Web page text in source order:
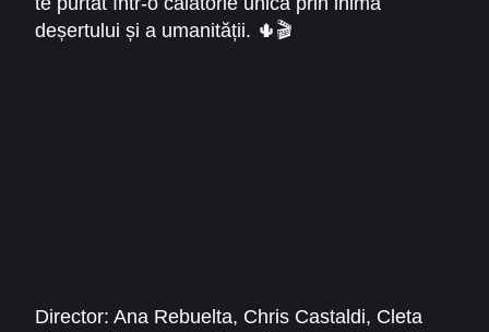
deșertului și a umanității. 🌵🎬
Director: Ana Rebuelta, Chris Castaldi, Cleta